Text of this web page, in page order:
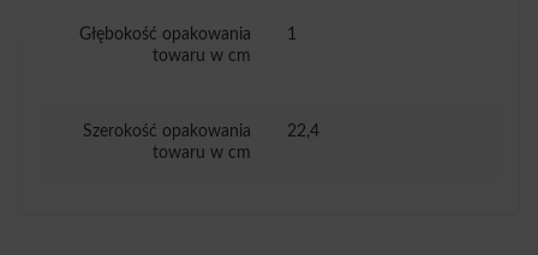
Głębokość opakowania
towaru w cm
1
Szerokość opakowania
towaru w cm
22,4